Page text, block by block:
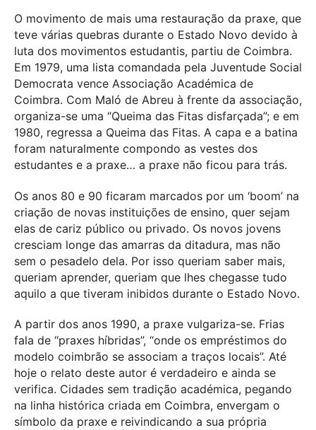
O movimento de mais uma restauração da praxe, que
teve várias quebras durante o Estado Novo devido à
luta dos movimentos estudantis, partiu de Coimbra.
Em 1979, uma lista comandada pela Juventude Social
Democrata vence Associação Académica de
Coimbra. Com Maló de Abreu à frente da associação,
organiza-se uma “Queima das Fitas disfarçada”; e em
1980, regressa a Queima das Fitas. A capa e a batina
foram naturalmente compondo as vestes dos
estudantes e a praxe… a praxe não ficou para trás.
Os anos 80 e 90 ficaram marcados por um ‘boom’ na
criação de novas instituições de ensino, quer sejam
elas de cariz público ou privado. Os novos jovens
cresciam longe das amarras da ditadura, mas não
sem o pesadelo dela. Por isso queriam saber mais,
queriam aprender, queriam que lhes chegasse tudo
aquilo a que tiveram inibidos durante o Estado Novo.
A partir dos anos 1990, a praxe vulgariza-se. Frias
fala de “praxes híbridas”, “onde os empréstimos do
modelo coimbrão se associam a traços locais”. Até
hoje o relato deste autor é verdadeiro e ainda se
verifica. Cidades sem tradição académica, pegando
na linha histórica criada em Coimbra, envergam o
símbolo da praxe e reivindicando a sua própria